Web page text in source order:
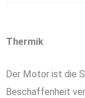
Thermik
Der Motor ist die
Beschaffenheit